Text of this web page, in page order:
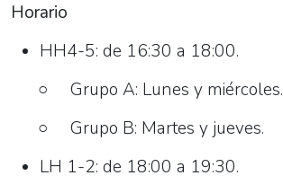
Horario
HH4-5: de 16:30 a 18:00.
○ Grupo A: Lunes y miércoles.
○ Grupo B: Martes y jueves.
LH 1-2: de 18:00 a 19:30.